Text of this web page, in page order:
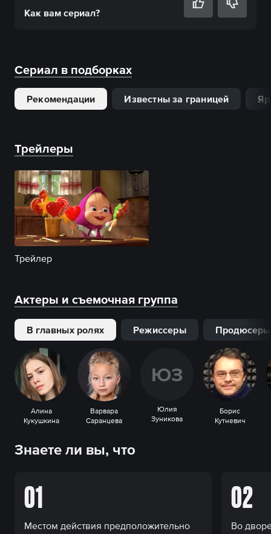
Как вам сериал?
Сериал в подборках
Рекомендации Известны за границей
Трейлеры
Трейлер
Актеры и съемочная группа
В главных ролях Режиссеры Продюсеры
Алина
Кукушкина
Варвара
Саранцева
ЮЗ
Юлия
Зуникова
Борис
Кутневич
Знаете ли вы, что
01
Местом действия предположительно
02
Во